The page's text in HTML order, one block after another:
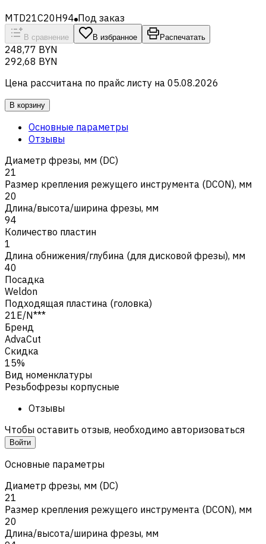
MTD21C20H94 Под заказ
В сравнение В избранное Распечатать
248,77 BYN
292,68 BYN
Цена рассчитана по прайс листу на 05.08.2026
В корзину
Основные параметры
Отзывы
Диаметр фрезы, мм (DC)
21
Размер крепления режущего инструмента (DCON), мм
20
Длина/высота/ширина фрезы, мм
94
Количество пластин
1
Длина обнижения/глубина (для дисковой фрезы), мм
40
Посадка
Weldon
Подходящая пластина (головка)
21E/N***
Бренд
AdvaCut
Скидка
15%
Вид номенклатуры
Резьбофрезы корпусные
Отзывы
Чтобы оставить отзыв, необходимо авторизоваться
Войти
Основные параметры
Диаметр фрезы, мм (DC)
21
Размер крепления режущего инструмента (DCON), мм
20
Длина/высота/ширина фрезы, мм